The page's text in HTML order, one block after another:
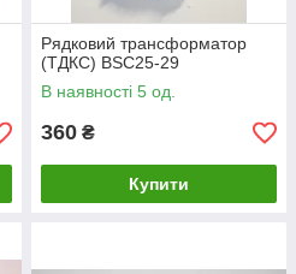
Рядковий трансформатор
(ТДКС) BSC25-29
В наявності 5 од.
360 ₴
Купити